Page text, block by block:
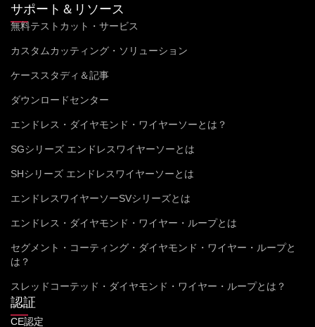
サポート＆リソース
無料テストカット・サービス
カスタムカッティング・ソリューション
ケーススタディ＆記事
ダウンロードセンター
エンドレス・ダイヤモンド・ワイヤーソーとは？
SGシリーズ エンドレスワイヤーソーとは
SHシリーズ エンドレスワイヤーソーとは
エンドレスワイヤーソーSVシリーズとは
エンドレス・ダイヤモンド・ワイヤー・ループとは
セグメント・コーティング・ダイヤモンド・ワイヤー・ループと
は？
スレッドコーテッド・ダイヤモンド・ワイヤー・ループとは？
認証
CE認定